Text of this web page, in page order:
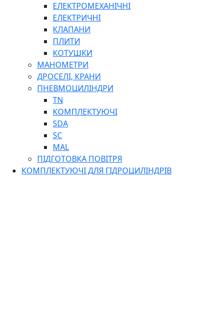
ЕЛЕКТРОМЕХАНІЧНІ
ЕЛЕКТРИЧНІ
КЛАПАНИ
ПЛИТИ
КОТУШКИ
МАНОМЕТРИ
ДРОСЕЛІ, КРАНИ
ПНЕВМОЦИЛІНДРИ
TN
КОМПЛЕКТУЮЧІ
SDA
SC
MAL
ПІДГОТОВКА ПОВІТРЯ
КОМПЛЕКТУЮЧІ ДЛЯ ГІДРОЦИЛІНДРІВ